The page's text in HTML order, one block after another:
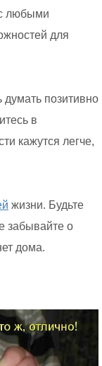
любыми
для
думать позитивно
в
кажутся легче,
жизни. Будьте
забывайте о
дома.